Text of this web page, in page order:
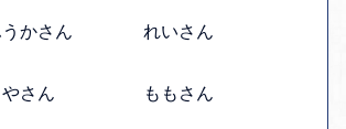
うかさん れいさん
やさん ももさん